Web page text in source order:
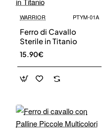
sconto del 10%
Rimani aggiornato sulle
alla nostra newsletter.
WARRIOR PTYM-01A
Ferro di Cavallo
Sterile in Titanio
15.90€